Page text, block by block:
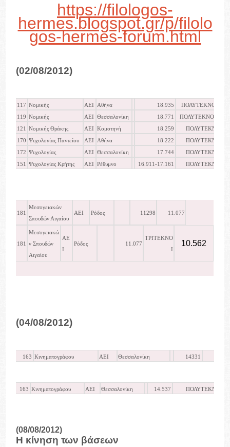
https://filologos-
hermes.blogspot.gr/p/filolo
gos-hermes-forum.html
(02/08/2012)
117 Νομικής ΑΕΙ Αθήνα 18.935 ΠΟΛΥΤΕΚΝΟΙ
119 Νομικής ΑΕΙ Θεσσαλονίκη 18.771 ΠΟΛΥΤΕΚΝΟΙ
121 Νομικής Θράκης ΑΕΙ Κομοτηνή 18.259 ΠΟΛΥΤΕΚΝΟΙ
170 Ψυχολογίας Παντείου ΑΕΙ Αθήνα 18.222 ΠΟΛΥΤΕΚΝΟΙ
172 Ψυχολογίας ΑΕΙ Θεσσαλονίκη 17.744 ΠΟΛΥΤΕΚΝΟΙ
151 Ψυχολογίας Κρήτης ΑΕΙ Ρέθυμνο 16.911-17.161 ΠΟΛΥΤΕΚΝΟΙ
181
Μεσογειακών
Σπουδών Αιγαίου
ΑΕΙ Ρόδος 11298 11.077
181
Μεσογειακώ
ν Σπουδών
Αιγαίου
ΑΕ
Ι
Ρόδος 11.077
ΤΡΙΤΕΚΝΟ
Ι
10.562
(04/08/2012)
163 Κινηματογράφου ΑΕΙ Θεσσαλονίκη 14331
163 Κινηματογράφου ΑΕΙ Θεσσαλονίκη 14.537 ΠΟΛΥΤΕΚΝΟΙ
(08/08/2012)
Η κίνηση των βάσεων